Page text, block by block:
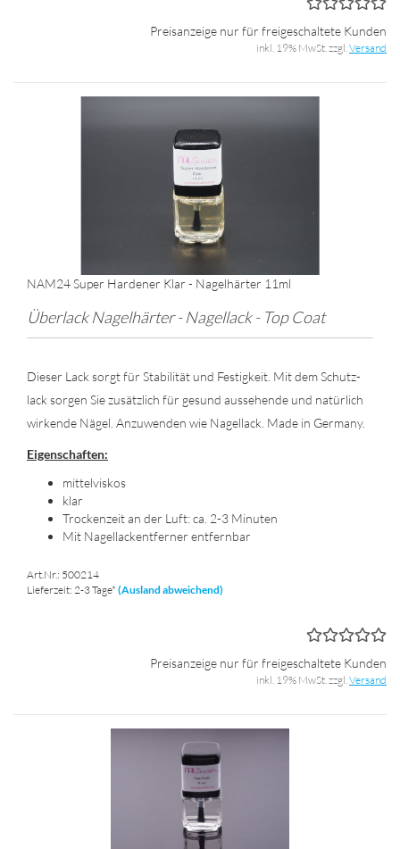
Preisanzeige nur für freigeschaltete Kunden
inkl. 19% MwSt. zzgl.Versand
NAM24 Super Har­de­ner Klar - Na­gel­här­ter 11ml
Über­lack Na­gel­här­ter - Na­gel­lack - Top Coat
Die­ser Lack sorgt für Sta­bi­li­tät und Fes­tig­keit. Mit dem Schutz­
lack sor­gen Sie zu­sätz­lich für ge­sund aus­se­hen­de und na­tür­lich
wir­ken­de Nägel. An­zu­wen­den wie Na­gel­lack. Made in Ger­ma­ny.
Ei­gen­schaf­ten:
mit­tel­vis­kos
klar
Tro­cken­zeit an der Luft: ca. 2-3 Mi­nu­ten
Mit Na­gel­lack­ent­fer­ner ent­fern­bar
Art.Nr.: 500214
Lieferzeit: 2-3 Tage* (Ausland abweichend)
Preisanzeige nur für freigeschaltete Kunden
inkl. 19% MwSt. zzgl.Versand